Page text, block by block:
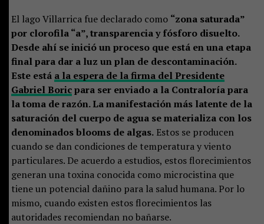
El lago Villarrica fue declarado como “zona saturada”
por clorofila “a”, transparencia y fósforo disuelto.
Desde ahí se inició un proceso que está en una etapa
final para dar a luz un plan de descontaminación.
Este está a la espera de la firma del Presidente
Gabriel Boricpara ser enviado a la Contraloría para
la toma de razón. La manifestación más latente de la
saturación del cuerpo de agua se materializa con los
denominados blooms de algas.Estos se producen
cuando se dan condiciones de temperatura y viento
particulares. De acuerdo a estudios, estos florecimientos
generan una toxina conocida como microcistina que
tiene un potencial dañino para la salud humana. Por lo
mismo, cuando existen estos florecimientos las
autoridades recomiendan no bañarse.